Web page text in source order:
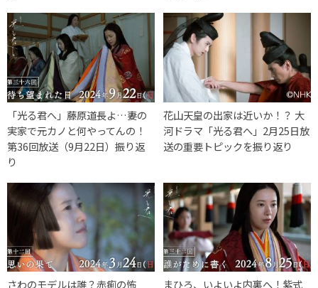
「光る君へ」藤原道長よ…妻の
実家で元カノと何やってんの！
第36回放送（9月22日）振り返
り
花山天皇の出家は近いか！？ 大
河ドラマ「光る君へ」2月25日放
送の重要トピックを振り返り
さわのモデルは誰？赤痢の怖
まひろ、いよいよ内裏へ！紫式